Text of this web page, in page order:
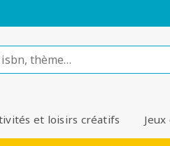
et loisirs créatifs